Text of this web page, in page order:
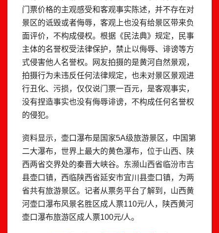
门票价格的主观感受和客观事实陈述，并不存在对
景区的诋毁或者侮辱，客观上也没有给景区带来负
面评价，不构成侵权。根据《民法典》规定，民事
主体的名誉权受法律保护，禁止以侮辱、诽谤等方
式侵害他人名誉权。网友拍摄的是黄河自然景观，
拍摄行为未违反任何法律规定，也未对景区景观进
行丑化、污损，仅仅说门票一百元，是客观事实，
没有捏造事实也没有侮辱诽谤，不构成任何名誉权
的侵犯。
资料显示，壶口瀑布是国家5A级旅游景区，中国第
二大瀑布，世界上最大的黄色瀑布，位于山西、陕
西两省交界处的秦晋大峡谷。东濒山西省临汾市吉
县壶口镇，西临陕西省延安市宜川县壶口镇，为两
省共有旅游景区。记者从票务平台了解到，山西黄
河壶口瀑布风景名胜区成人票110元/人，陕西黄河
壶口瀑布旅游区成人票100元/人。